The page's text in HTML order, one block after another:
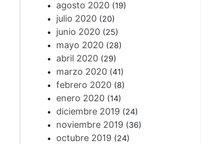
agosto 2020(19)
julio 2020(20)
junio 2020(25)
mayo 2020(28)
abril 2020(29)
marzo 2020(41)
febrero 2020(8)
enero 2020(14)
diciembre 2019 (24)
noviembre 2019 (36)
octubre 2019 (24)